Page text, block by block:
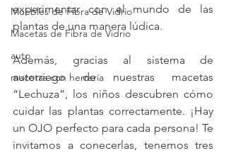
Muebles de Fibra de Vidrio
Macetas de Fibra de Vidrio
auto
macetas con herrería
experimentar con el mundo de las
plantas de una manera lúdica.
Además, gracias al sistema de
autorriego de nuestras macetas
“Lechuza”, los niños descubren cómo
cuidar las plantas correctamente. ¡Hay
un OJO perfecto para cada persona! Te
invitamos a conecerlas, tenemos tres